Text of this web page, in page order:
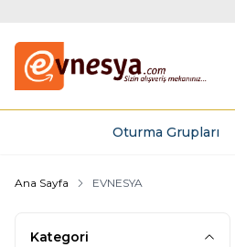
Oturma Grupları
Ana Sayfa EVNESYA
Kategori